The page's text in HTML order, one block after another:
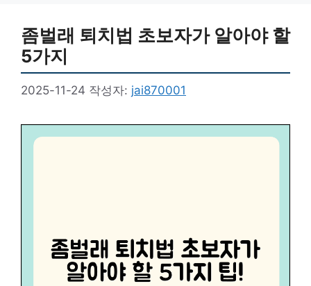
좀벌래 퇴치법 초보자가 알아야 할
5가지
2025-11-24 작성자: jai870001